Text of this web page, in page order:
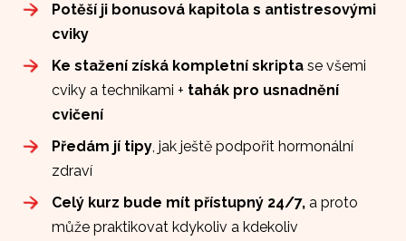
Potěší ji bonusová kapitola s antistresovými
cviky
Ke stažení získá kompletní skripta se všemi
cviky a technikami + tahák pro usnadnění
cvičení
Předám jí tipy, jak ještě podpořit hormonální
zdraví
Celý kurz bude mít přístupný 24/7,a proto
může praktikovat kdykoliv a kdekoliv